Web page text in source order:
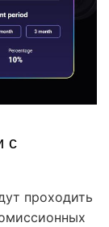
с
проходить